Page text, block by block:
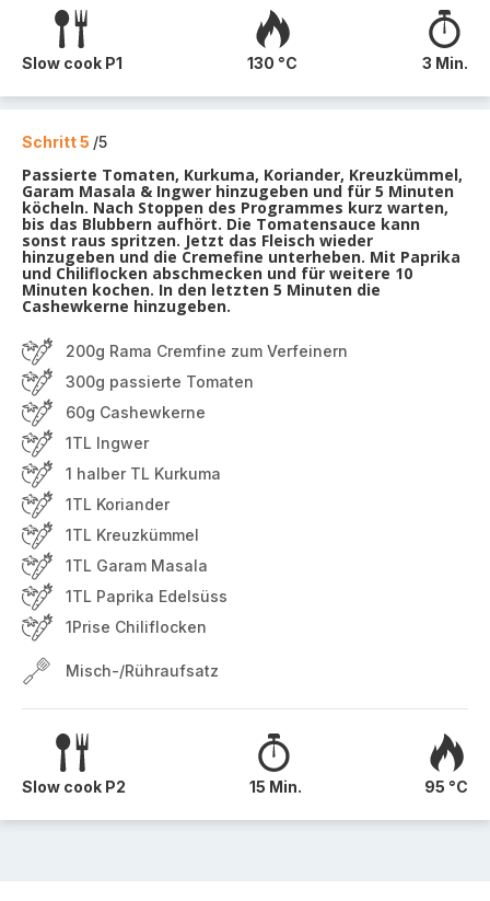
Slow cook P1 130 °C 3 Min.
Schritt 5 /5
Passierte Tomaten, Kurkuma, Koriander, Kreuzkümmel,
Garam Masala & Ingwer hinzugeben und für 5 Minuten
köcheln. Nach Stoppen des Programmes kurz warten,
bis das Blubbern aufhört. Die Tomatensauce kann
sonst raus spritzen. Jetzt das Fleisch wieder
hinzugeben und die Cremefine unterheben. Mit Paprika
und Chiliflocken abschmecken und für weitere 10
Minuten kochen. In den letzten 5 Minuten die
Cashewkerne hinzugeben.
200g Rama Cremfine zum Verfeinern
300g passierte Tomaten
60g Cashewkerne
1TL Ingwer
1 halber TL Kurkuma
1TL Koriander
1TL Kreuzkümmel
1TL Garam Masala
1TL Paprika Edelsüss
1Prise Chiliflocken
Misch-/Rühraufsatz
Slow cook P2 15 Min. 95 °C